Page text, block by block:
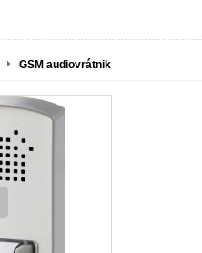
GSM audiovrátnik